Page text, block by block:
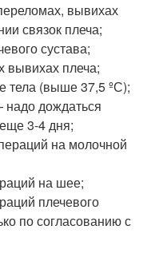
вывихах
связок плеча;
сустава;
вывихах плеча;
тела (выше 37,5 ºС);
дождаться
3-4 дня;
на молочной
на шее;
плечевого
по согласованию с